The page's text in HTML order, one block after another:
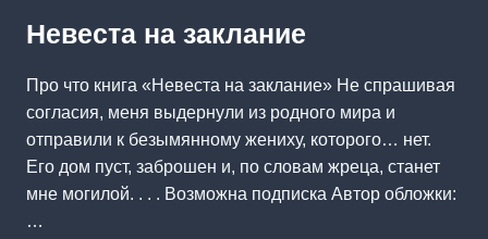
Невеста на заклание
Про что книга «Невеста на заклание» Не спрашивая
согласия, меня выдернули из родного мира и
отправили к безымянному жениху, которого… нет.
Его дом пуст, заброшен и, по словам жреца, станет
мне могилой. . . . Возможна подписка Автор обложки:
…